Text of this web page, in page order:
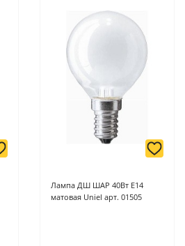
Лампа ДШ ШАР 40Вт Е14
матовая Uniel арт. 01505